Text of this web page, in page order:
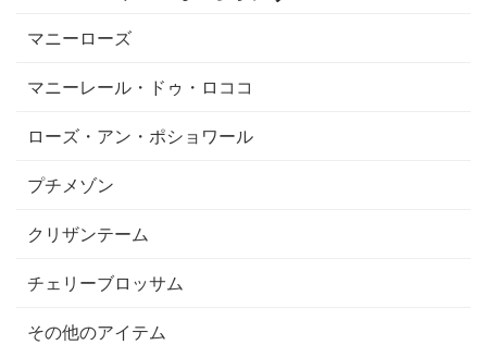
マニーローズ
マニーレール・ドゥ・ロココ
ローズ・アン・ポショワール
プチメゾン
クリザンテーム
チェリーブロッサム
その他のアイテム